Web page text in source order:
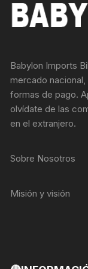
Babylon Imports
mercado
formas de pago.
olvídate de las
en el extranjero.
Sobre Nosotros
Misión y visión